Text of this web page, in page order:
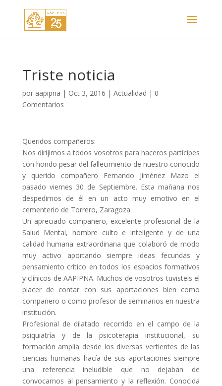
Triste noticia
por aapipna | Oct 3, 2016 | Actualidad | 0
Comentarios
Queridos compañeros:
Nos dirijimos a todos vosotros para haceros partícipes
con hondo pesar del fallecimiento de nuestro conocido
y querido compañero Fernando Jiménez Mazo el
pasado viernes 30 de Septiembre. Esta mañana nos
despedimos de él en un acto muy emotivo en el
cementerio de Torrero, Zaragoza.
Un apreciado compañero, excelente profesional de la
Salud Mental, hombre culto e inteligente y de una
calidad humana extraordinaria que colaboró de modo
muy activo aportando siempre ideas fecundas y
pensamiento crítico en todos los espacios formativos
y clínicos de AAPIPNA. Muchos de vosotros tuvisteis el
placer de contar con sus aportaciones bien como
compañero o como profesor de seminarios en nuestra
institución.
Profesional de dilatado recorrido en el campo de la
psiquiatría y de la psicoterapia institucional, su
formación amplia desde los diversas vertientes de las
ciencias humanas hacía de sus aportaciones siempre
una referencia ineludible que no dejaban de
convocarnos al pensamiento y la reflexión. Conocida